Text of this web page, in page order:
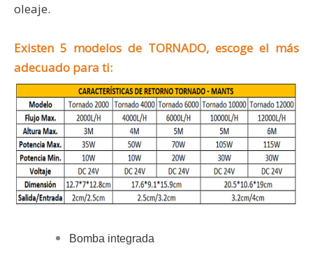
oleaje.
Existen 5 modelos de TORNADO, escoge el más
adecuado para ti:
Bomba integrada